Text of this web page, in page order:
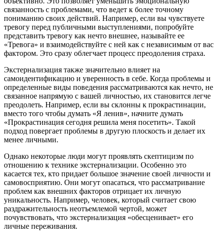
связанность с проблемами, что ведет к более точному
пониманию своих действий. Например, если вы чувствуете
тревогу перед публичными выступлениями, попробуйте
представить тревогу как нечто внешнее, называйте ее
«Тревога» и взаимодействуйте с ней как с независимым от вас
фактором. Это сразу облегчает процесс преодоления страха.
Экстернализация также значительно влияет на
самоидентификацию и уверенность в себе. Когда проблемы и
определенные виды поведения рассматриваются как нечто, не
связанное напрямую с вашей личностью, их становится легче
преодолеть. Например, если вы склонны к прокрастинации,
вместо того чтобы думать «Я ленив», начните думать
«Прокрастинация сегодня решила меня посетить». Такой
подход повергает проблемы в другую плоскость и делает их
менее личными.
Однако некоторые люди могут проявлять скептицизм по
отношению к технике экстернализации. Особенно это
касается тех, кто придает большое значение своей личности и
самовосприятию. Они могут опасаться, что рассматривание
проблем как внешних факторов отрицает их личную
уникальность. Например, человек, который считает свою
раздражительность неотъемлемой чертой, может
почувствовать, что экстернализация «обесценивает» его
личные переживания.